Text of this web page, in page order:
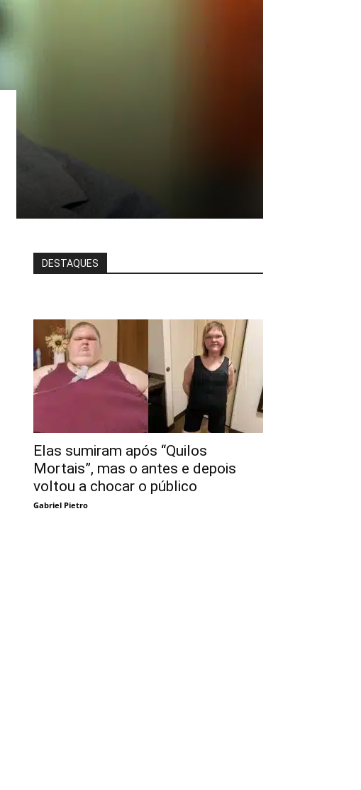
DESTAQUES
Elas sumiram após “Quilos
Mortais”, mas o antes e depois
voltou a chocar o público
Gabriel Pietro